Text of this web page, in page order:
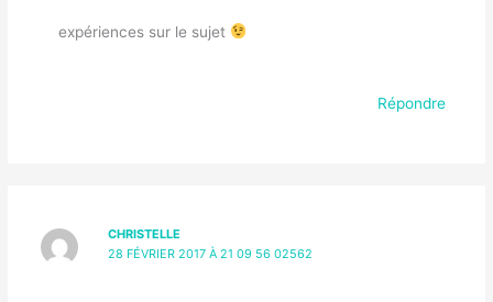
expériences sur le sujet
Répondre
CHRISTELLE
28 FÉVRIER 2017 À 21 09 56 02562